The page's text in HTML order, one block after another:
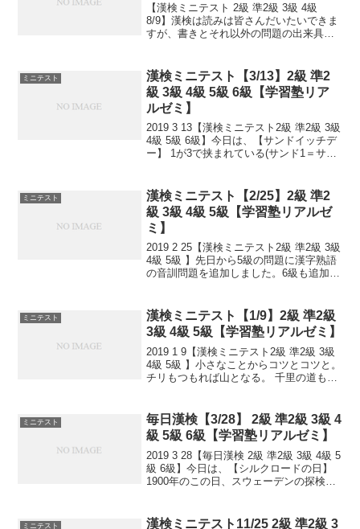
【漢検ミニテスト 2級 準2級 3級 4級
8/9】漢検は読みは皆さんだいたいできま
すが、書きとそれ以外の問題の出来具合
いて、覚えていくためのテストです。目
指せ 合格！...
ミニテスト
漢検ミニテスト【3/13】2級 準2
級 3級 4級 5級 6級【学習塾リア
ルゼミ】
2019 3 13【漢検ミニテスト2級 準2級 3級
4級 5級 6級】今日は、【サンドイッチデ
ー】 1が3で挟まれている(サンド1＝サン
れるイギリスのサンドウィッチ...
ミニテスト
漢検ミニテスト【2/25】2級 準2
級 3級 4級 5級【学習塾リアルゼ
ミ】
2019 2 25【漢検ミニテスト2級 準2級 3級
4級 5級 】先日から5級の問題に漢字熟語
の音訓問題を追加しました。6級も追加し
歩から。 日々是精進、継続は力...
ミニテスト
漢検ミニテスト【1/9】2級 準2級
3級 4級 5級【学習塾リアルゼミ】
2019 1 9【漢検ミニテスト2級 準2級 3級
4級 5級 】小さなことからコツとコツと。
チリもつもれば山となる。 千里の道も一
熟語問題などの出来具合が合否...
ミニテスト
毎日漢検【3/28】 2級 準2級 3級 4
級 5級 6級【学習塾リアルゼミ】
2019 3 28【毎日漢検 2級 準2級 3級 4級 5
級 6級】今日は、【シルクロードの日】
1900年のこの日、スウェーデンの探検
古代都市・楼蘭が発見されました。【...
ミニテスト
漢検ミニテスト11/25 2級 準2級 3